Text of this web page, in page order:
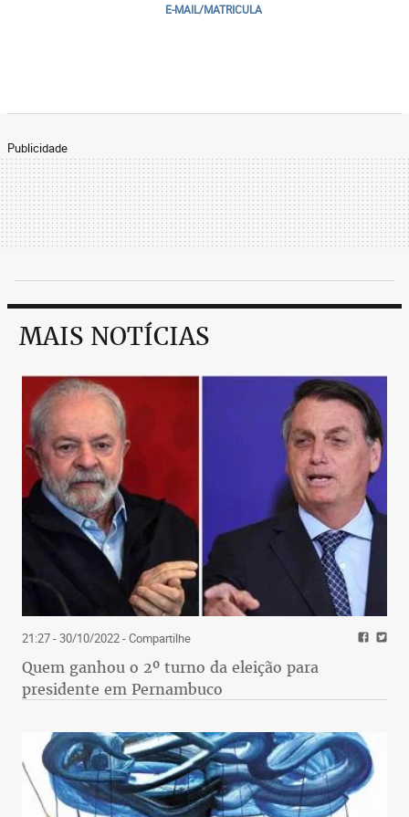
E-MAIL/MATRICULA
Publicidade
MAIS NOTÍCIAS
21:27 - 30/10/2022- Compartilhe
Quem ganhou o 2º turno da eleição para
presidente em Pernambuco